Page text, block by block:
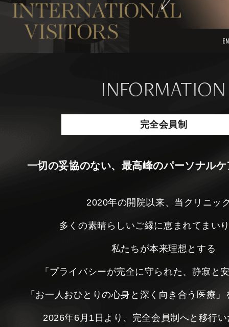
INFORMATION
完全会員制
一切の妥協のない、最高峰のパーソナル
2020年の開院以来、当クリニッ
多くの素晴らしいご縁に恵まれてまい
私たちが本来理想とする
「プライバシーが完全に守られた、静寂と
「お一人おひとりの心身と深く向き合う医療
2026年6月1日より、完全会員制へと移行